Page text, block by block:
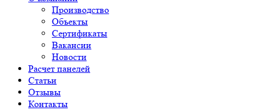
Производство
Объекты
Сертификаты
Вакансии
Новости
Расчет панелей
Статьи
Отзывы
Контакты